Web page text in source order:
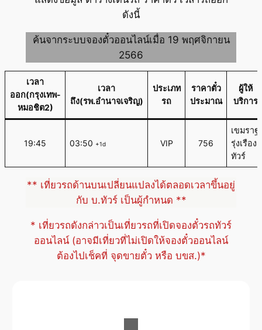
ดังนี้
ค้นจากระบบจองตั๋วออนไลน์เมื่อ 19 พฤศจิกายน
2566
เวลา
ออก(กรุงเทพ-
หมอชิต2)
เวลา
ถึง(รพ.อำนาจเจริญ)
ประเภท
รถ
ราคาตั๋ว
ประมาณ
ผู้ให้
บริการ
19:45 03:50 +1d VIP 756
เขมราฐ
รุ่งเรือง
ทัวร์
** เที่ยวรถด้านบนเปลี่ยนแปลงได้ตลอดเวลาขึ้นอยู่
กับ บ.ทัวร์ เป็นผู้กำหนด **
* เที่ยวรถดังกล่าวเป็นเที่ยวรถที่เปิดจองตั๋วรถทัวร์
ออนไลน์ (อาจมีเที่ยวที่ไม่เปิดให้จองตั๋วออนไลน์
ต้องไปเช็คที่ จุดขายตั๋ว หรือ บขส.)*